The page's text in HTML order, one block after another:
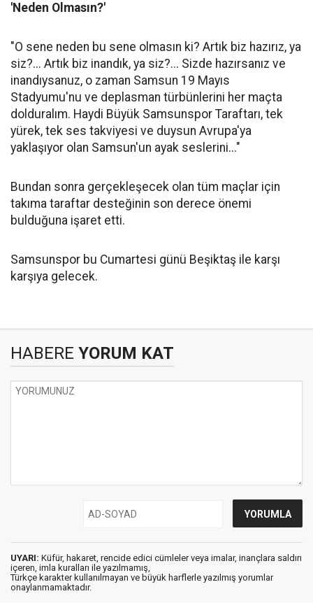
'Neden Olmasın?'
"O sene neden bu sene olmasın ki? Artık biz hazırız, ya
siz?... Artık biz inandık, ya siz?... Sizde hazırsanız ve
inandıysanuz, o zaman Samsun 19 Mayıs
Stadyumu'nu ve deplasman türbünlerini her maçta
dolduralım. Haydi Büyük Samsunspor Taraftarı, tek
yürek, tek ses takviyesi ve duysun Avrupa'ya
yaklaşıyor olan Samsun'un ayak seslerini..."
Bundan sonra gerçekleşecek olan tüm maçlar için
takıma taraftar desteğinin son derece önemi
bulduğuna işaret etti.
Samsunspor bu Cumartesi günü Beşiktaş ile karşı
karşıya gelecek.
HABERE YORUM KAT
UYARI: Küfür, hakaret, rencide edici cümleler veya imalar, inançlara saldırı
içeren, imla kuralları ile yazılmamış,
Türkçe karakter kullanılmayan ve büyük harflerle yazılmış yorumlar
onaylanmamaktadır.